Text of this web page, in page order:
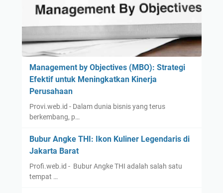
Management by Objectives (MBO): Strategi
Efektif untuk Meningkatkan Kinerja
Perusahaan
Provi.web.id - Dalam dunia bisnis yang terus
berkembang, p…
Bubur Angke THI: Ikon Kuliner Legendaris di
Jakarta Barat
Profi.web.id - Bubur Angke THI adalah salah satu
tempat …